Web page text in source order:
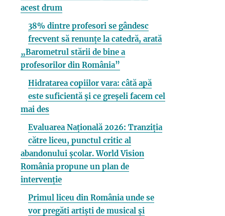
acest drum
38% dintre profesori se gândesc
frecvent să renunțe la catedră, arată
„Barometrul stării de bine a
profesorilor din România”
Hidratarea copiilor vara: câtă apă
este suficientă și ce greșeli facem cel
mai des
Evaluarea Națională 2026: Tranziția
către liceu, punctul critic al
abandonului școlar. World Vision
România propune un plan de
intervenție
Primul liceu din România unde se
vor pregăti artiști de musical și